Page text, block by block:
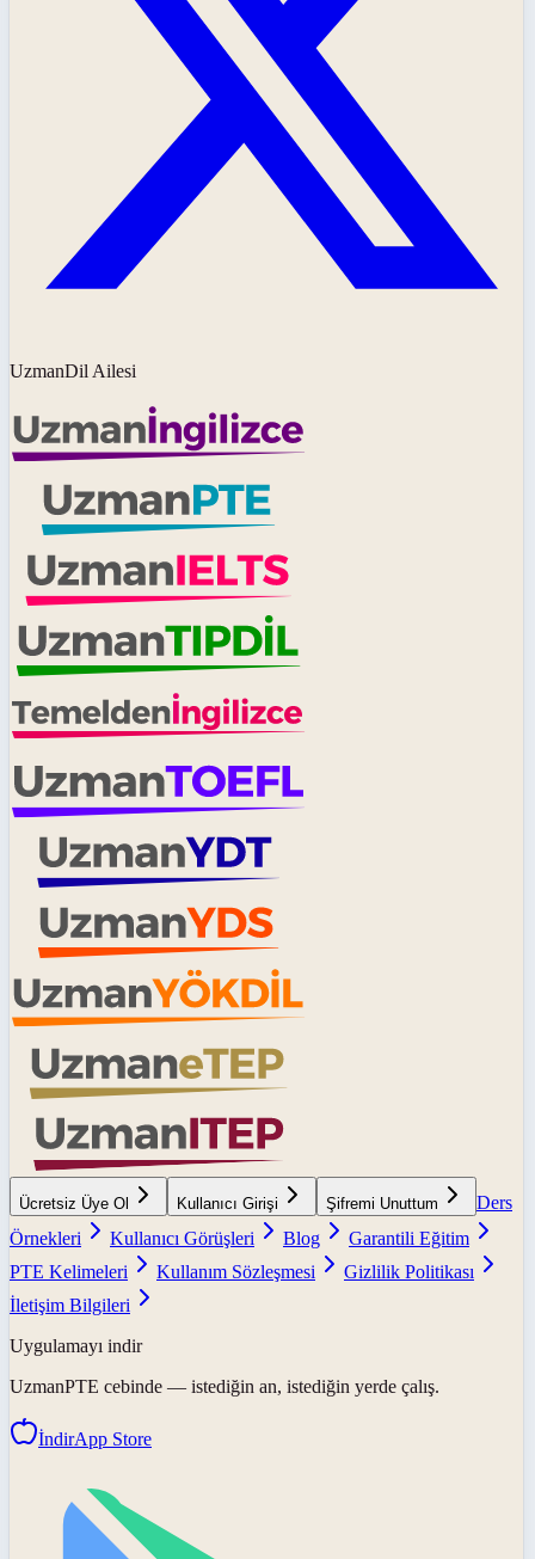
UzmanDil Ailesi
Ücretsiz Üye Ol Kullanıcı Girişi Şifremi Unuttum
Ders
Örnekleri
Kullanıcı Görüşleri Blog
Garantili Eğitim
PTE Kelimeleri
Kullanım Sözleşmesi
Gizlilik Politikası
İletişim Bilgileri
Uygulamayı indir
UzmanPTE cebinde — istediğin an, istediğin yerde çalış.
İndirApp Store